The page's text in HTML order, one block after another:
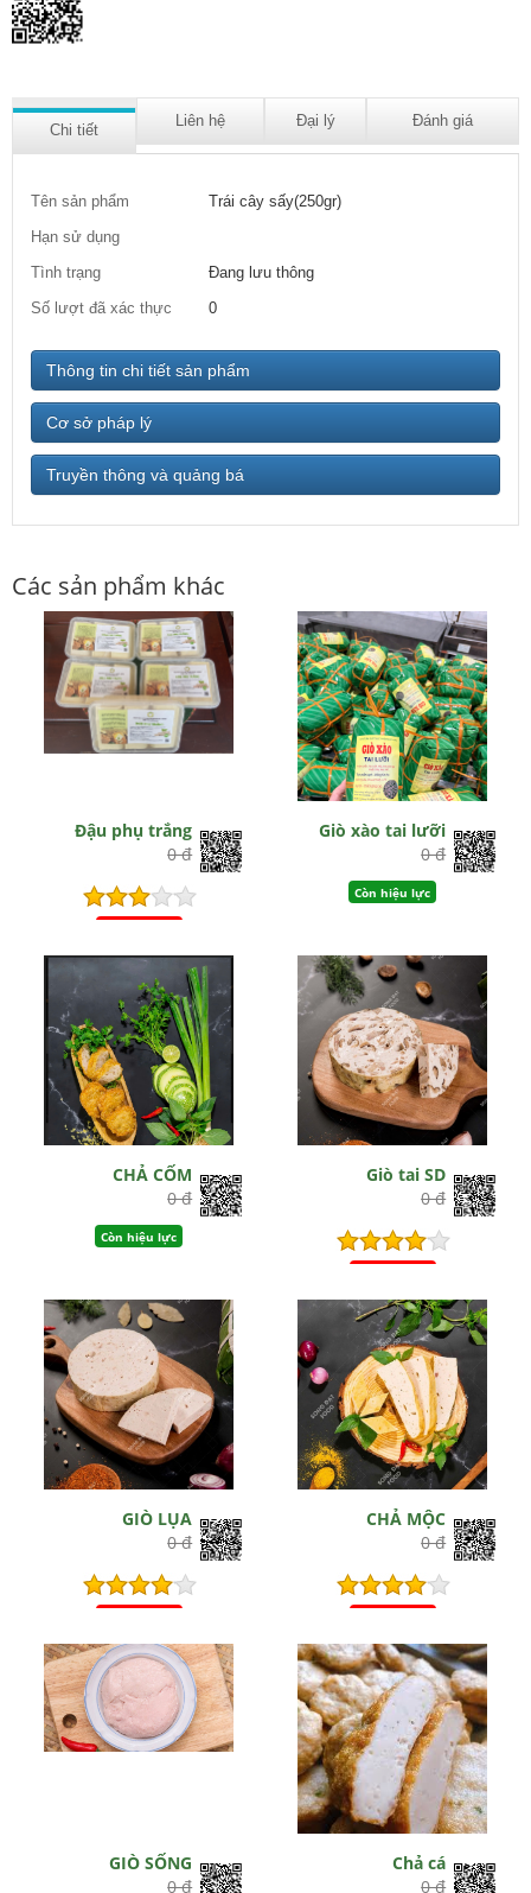
Chi tiết
Liên hệ Đại lý Đánh giá
Tên sản phẩm
Trái cây sấy(250gr)
Hạn sử dụng
Tình trạng
Đang lưu thông
Số lượt đã xác thực
0
Thông tin chi tiết sản phẩm
Cơ sở pháp lý
Truyền thông và quảng bá
Các sản phẩm khác
Đậu phụ trắng
0 đ
Giò xào tai lưỡi
0 đ
Còn hiệu lực
CHẢ CỐM
0 đ
Còn hiệu lực
Giò tai SD
0 đ
GIÒ LỤA
0 đ
CHẢ MỘC
0 đ
GIÒ SỐNG
0 đ
Chả cá
0 đ